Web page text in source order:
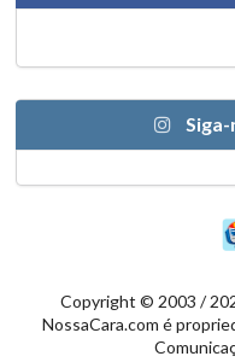
Copyright © 2003 /
NossaCara.com é